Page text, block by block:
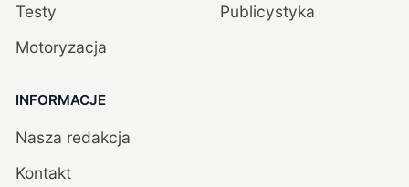
Testy
Motoryzacja
Publicystyka
INFORMACJE
Nasza redakcja
Kontakt